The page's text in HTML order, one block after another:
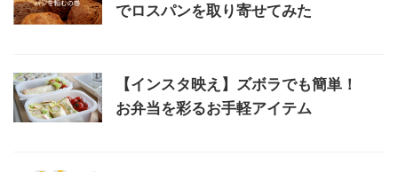
でロスパンを取り寄せてみた
【インスタ映え】ズボラでも簡単！
お弁当を彩るお手軽アイテム